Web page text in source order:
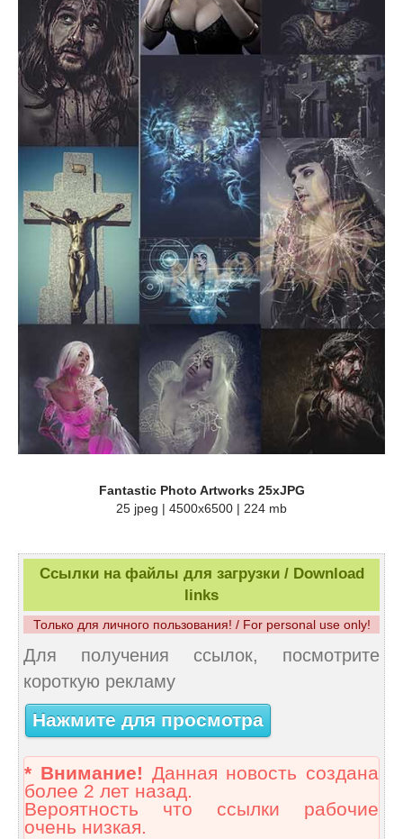
Fantastic Photo Artworks 25xJPG
25 jpeg | 4500x6500 | 224 mb
Ссылки на файлы для загрузки / Download
links
Только для личного пользования! / For personal use only!
Для получения ссылок, посмотрите
короткую рекламу
Нажмите для просмотра
* Внимание! Данная новость создана
более 2 лет назад.
Вероятность что ссылки рабочие
очень низкая.